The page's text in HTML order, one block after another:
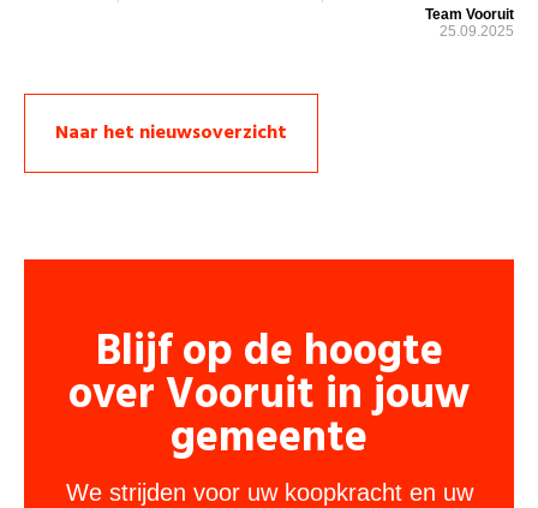
Team Vooruit
25.09.2025
Naar het nieuwsoverzicht
Blijf op de hoogte
over Vooruit in jouw
gemeente
We strijden voor uw koopkracht en uw